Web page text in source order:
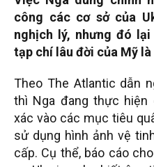
công các cơ sở của
nghịch lý, nhưng đó
tạp chí lâu đời của Mỹ
Theo The Atlantic dẫn
thì Nga đang thực
xác vào các mục tiêu
sử dụng hình ảnh vệ
cấp. Cụ thể, báo cáo